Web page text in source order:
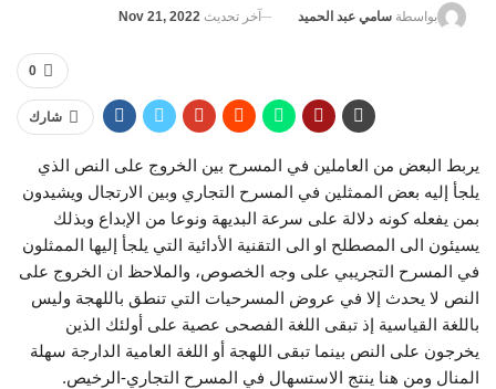
بواسطة سامي عبد الحميد آخر تحديث Nov 21, 2022
0
شارك
يربط البعض من العاملين في المسرح بين الخروج على النص الذي
يلجأ إليه بعض الممثلين في المسرح التجاري وبين الارتجال ويشيدون
بمن يفعله كونه دلالة على سرعة البديهة ونوعا من الإبداع وبذلك
يسيئون الى المصطلح او الى التقنية الأدائية التي يلجأ إليها الممثلون
في المسرح التجريبي على وجه الخصوص، والملاحظ ان الخروج على
النص لا يحدث إلا في عروض المسرحيات التي تنطق باللهجة وليس
باللغة القياسية إذ تبقى اللغة الفصحى عصية على أولئك الذين
يخرجون على النص بينما تبقى اللهجة أو اللغة العامية الدارجة سهلة
المنال ومن هنا ينتج الاستسهال في المسرح التجاري-الرخيص.